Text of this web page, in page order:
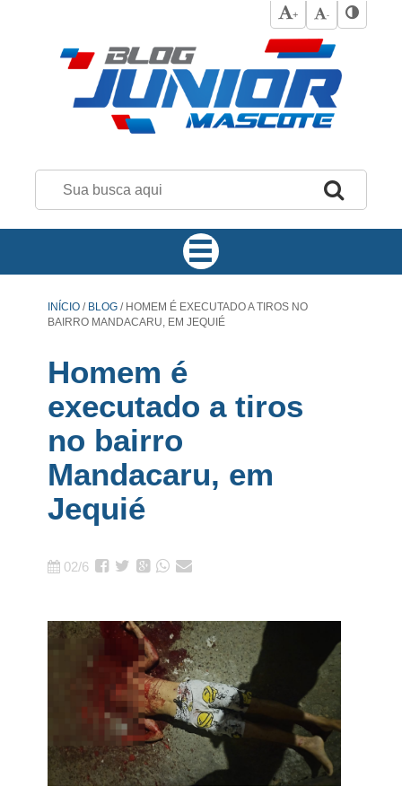
+ -
INÍCIO / BLOG /HOMEM É EXECUTADO A TIROS NO
BAIRRO MANDACARU, EM JEQUIÉ
Homem é
executado a tiros
no bairro
Mandacaru, em
Jequié
02/6